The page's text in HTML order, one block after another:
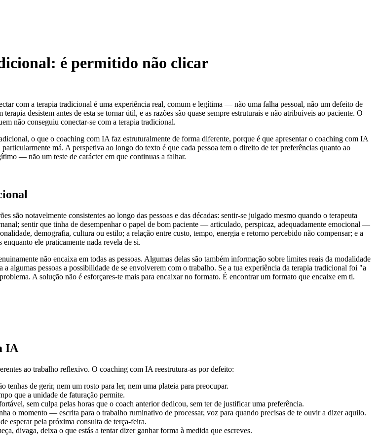
é permitido não clicar
com a terapia tradicional é uma experiência real, comum e legítima — não uma falha pessoal, não um defeito de
desistem antes de esta se tornar útil, e as razões são quase sempre estruturais e não atribuíveis ao paciente. O
não conseguiu conectar-se com a terapia tradicional.
o que o coaching com IA faz estruturalmente de forma diferente, porque é que apresentar o coaching com IA
má. A perspetiva ao longo do texto é que cada pessoa tem o direito de ter preferências quanto ao
— não um teste de carácter em que continuas a falhar.
são notavelmente consistentes ao longo das pessoas e das décadas: sentir-se julgado mesmo quando o terapeuta
sentir que tinha de desempenhar o papel de bom paciente — articulado, perspicaz, adequadamente emocional —
demografia, cultura ou estilo; a relação entre custo, tempo, energia e retorno percebido não compensar; e a
ele praticamente nada revela de si.
não encaixa em todas as pessoas. Algumas delas são também informação sobre limites reais da modalidade
pessoas a possibilidade de se envolverem com o trabalho. Se a tua experiência da terapia tradicional foi "a
A solução não é esforçares-te mais para encaixar no formato. É encontrar um formato que encaixe em ti.
IA
ao trabalho reflexivo. O coaching com IA reestrutura-as por defeito:
tenhas de gerir, nem um rosto para ler, nem uma plateia para preocupar.
que a unidade de faturação permite.
sem culpa pelas horas que o coach anterior dedicou, sem ter de justificar uma preferência.
o momento — escrita para o trabalho ruminativo de processar, voz para quando precisas de te ouvir a dizer aquilo.
esperar pela próxima consulta de terça-feira.
divaga, deixa o que estás a tentar dizer ganhar forma à medida que escreves.